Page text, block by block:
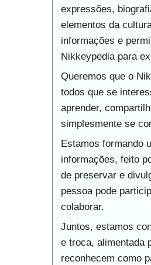
expressões,
elementos da
informações e
Nikkeypedia para
Queremos que o
todos que se
aprender,
simplesmente se
Estamos formando
informações, feito
de preservar e
pessoa pode
colaborar.
Juntos, estamos
e troca, alimentada
reconhecem como